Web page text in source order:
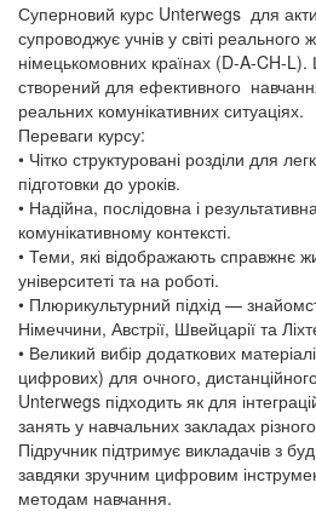
Суперновий курс Unterwegs для
супроводжує учнів у світі
німецькомовних країнах (D-A-CH-
створений для ефективного
реальних комунікативних ситуаціях.
Переваги курсу:
• Чітко структуровані розділи для
підготовки до уроків.
• Надійна, послідовна і
комунікативному контексті.
• Теми, які відображають справжнє
університеті та на роботі.
• Плюрикультурний підхід —
Німеччини, Австрії, Швейцарії та
• Великий вибір додаткових
цифрових) для очного,
Unterwegs підходить як для
занять у навчальних закладах
Підручник підтримує викладачів з
завдяки зручним цифровим
методам навчання.